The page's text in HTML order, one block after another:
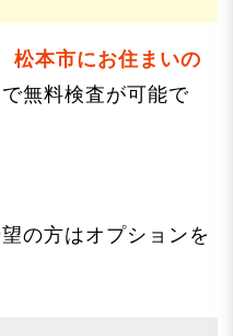
松本市にお住まいの
無料検査が可能で
の方はオプションを